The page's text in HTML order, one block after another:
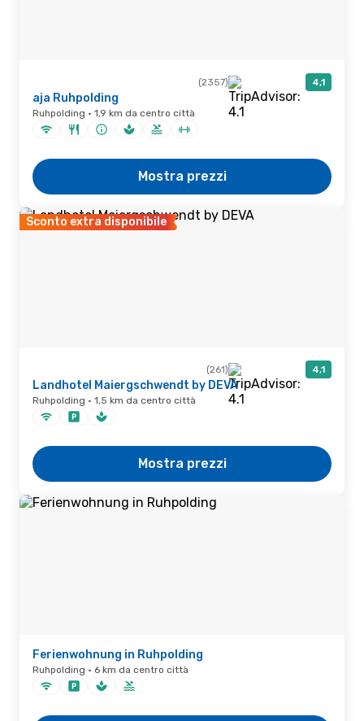
(2357) 4,1
aja Ruhpolding
Ruhpolding · 1,9 km da centro città
Mostra prezzi
Sconto extra disponibile
(261) 4,1
Landhotel Maiergschwendt by DEVA
Ruhpolding · 1,5 km da centro città
Mostra prezzi
Ferienwohnung in Ruhpolding
Ruhpolding · 6 km da centro città